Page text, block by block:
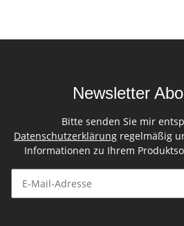
Newsletter
Bitte senden Sie mir
Datenschutzerklärung regelmäßig
Informationen zu Ihrem